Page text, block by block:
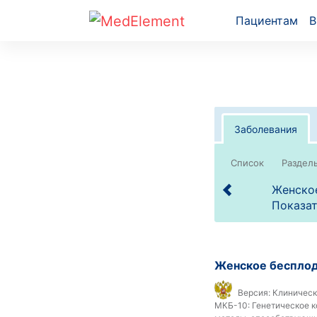
Пациентам
Заболевания
Список
Женское
Версия:
МКБ-10: Генетическое